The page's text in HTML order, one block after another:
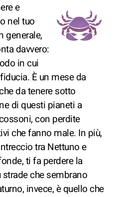
e
nel tuo
generale,
davvero:
in cui
È un mese da
da tenere sotto
di questi pianeti a
con perdite
che fanno male. In più,
tra Nettuno e
ti fa perdere la
che sembrano
invece, è quello che